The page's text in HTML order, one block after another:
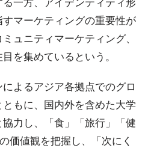
一方、アイデンティティ形
マーケティングの重要性が
ュニティマーケティング、
を集めているという。
よるアジア各拠点でのグロ
もに、国内外を含めた大学
力し、「食」「旅行」「健
価値観を把握し、「次にく